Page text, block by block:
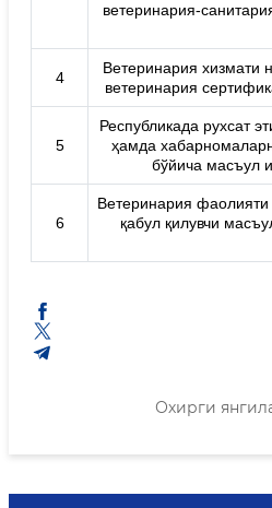
ветеринария-
4
Ветеринария хизмати
ветеринария
5
Республикада рухсат
ҳамда
бўйича масъул
6
Ветеринария
қабул қилувчи
Охирги